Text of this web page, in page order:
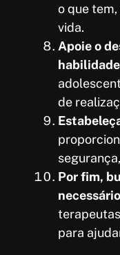
o que
vida.
Apoie o
de
Por fim,
necessário
para